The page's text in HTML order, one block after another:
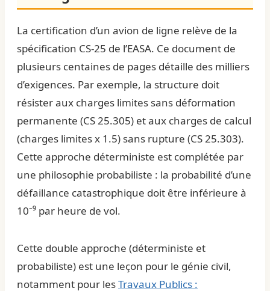
La certification d’un avion de ligne relève de la
spécification CS-25 de l’EASA. Ce document de
plusieurs centaines de pages détaille des milliers
d’exigences. Par exemple, la structure doit
résister aux charges limites sans déformation
permanente (CS 25.305) et aux charges de calcul
(charges limites x 1.5) sans rupture (CS 25.303).
Cette approche déterministe est complétée par
une philosophie probabiliste : la probabilité d’une
défaillance catastrophique doit être inférieure à
10⁻⁹ par heure de vol.
Cette double approche (déterministe et
probabiliste) est une leçon pour le génie civil,
notamment pour lesTravaux Publics :